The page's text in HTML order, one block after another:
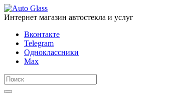
Интернет магазин автостекла и услуг
Вконтакте
Telegram
Одноклассники
Max